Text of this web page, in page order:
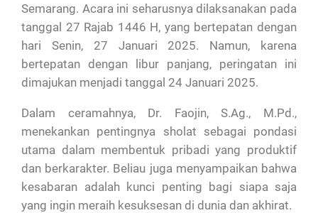
Semarang. Acara ini seharusnya dilaksanakan pada
tanggal 27 Rajab 1446 H, yang bertepatan dengan
hari Senin, 27 Januari 2025. Namun, karena
bertepatan dengan libur panjang, peringatan ini
dimajukan menjadi tanggal 24 Januari 2025.
Dalam ceramahnya, Dr. Faojin, S.Ag., M.Pd.,
menekankan pentingnya sholat sebagai pondasi
utama dalam membentuk pribadi yang produktif
dan berkarakter. Beliau juga menyampaikan bahwa
kesabaran adalah kunci penting bagi siapa saja
yang ingin meraih kesuksesan di dunia dan akhirat.